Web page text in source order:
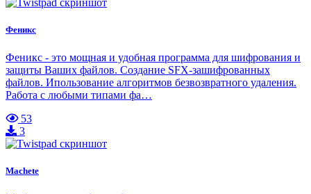
Феникс
Феникc - это мощная и удобная программа для шифрования и
защиты Ваших файлов. Создание SFX-зашифрованных
файлов. Ипользование алгоритмов безвозвратного удаления.
Работа с любыми типами фа…
53
3
Machete